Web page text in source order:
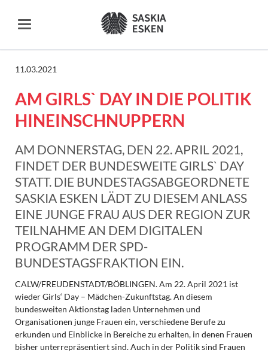
11.03.2021
AM GIRLS` DAY IN DIE POLITIK
HINEINSCHNUPPERN
AM DONNERSTAG, DEN 22. APRIL 2021,
FINDET DER BUNDESWEITE GIRLS` DAY
STATT. DIE BUNDESTAGSABGEORDNETE
SASKIA ESKEN LÄDT ZU DIESEM ANLASS
EINE JUNGE FRAU AUS DER REGION ZUR
TEILNAHME AN DEM DIGITALEN
PROGRAMM DER SPD-
BUNDESTAGSFRAKTION EIN.
CALW/FREUDENSTADT/BÖBLINGEN. Am 22. April 2021 ist
wieder Girls‘ Day – Mädchen-Zukunftstag. An diesem
bundesweiten Aktionstag laden Unternehmen und
Organisationen junge Frauen ein, verschiedene Berufe zu
erkunden und Einblicke in Bereiche zu erhalten, in denen Frauen
bisher unterrepräsentiert sind. Auch in der Politik sind Frauen